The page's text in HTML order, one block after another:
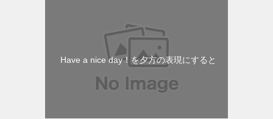
Have a nice day！を夕方の表現にすると